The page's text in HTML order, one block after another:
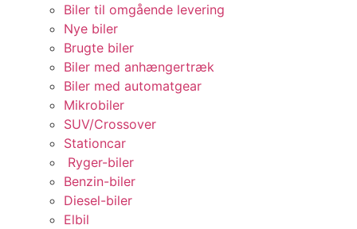
Biler til omgående levering
Nye biler
Brugte biler
Biler med anhængertræk
Biler med automatgear
Mikrobiler
SUV/Crossover
Stationcar
Ryger-biler
Benzin-biler
Diesel-biler
Elbil